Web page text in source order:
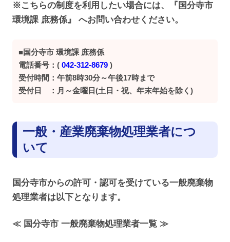
※こちらの制度を利用したい場合には、『国分寺市
環境課 庶務係』 へお問い合わせください。
■国分寺市 環境課 庶務係
電話番号：( 042-312-8679)
受付時間：午前8時30分～午後17時まで
受付日 ：月～金曜日(土日・祝、年末年始を除く)
一般・産業廃棄物処理業者につ
いて
国分寺市からの許可・認可を受けている一般廃棄物
処理業者は以下となります。
≪ 国分寺市 一般廃棄物処理業者一覧 ≫